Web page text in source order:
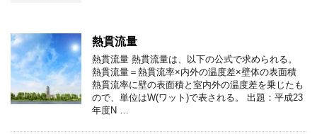
熱貫流量
熱貫流量 熱貫流量は、以下の公式で求められる。
熱貫流量＝熱貫流率×内外の温度差×壁体の表面積
熱貫流率に壁の表面積と室内外の温度差を乗じたも
ので、単位はW(ワット)で表される。 出題：平成23
年度N …